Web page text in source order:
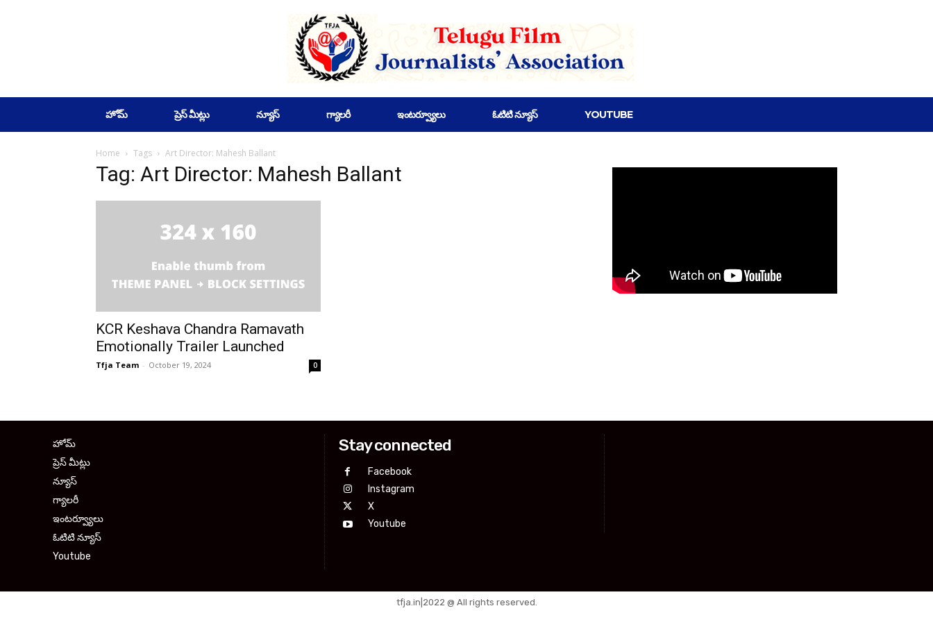
హోమ్ ప్రెస్ మీట్లు న్యూస్ గ్యాలరీ ఇంటర్వ్యూలు ఓటిటి న్యూస్ YOUTUBE
Home Tags Art Director: Mahesh Ballant
Tag: Art Director: Mahesh Ballant
KCR Keshava Chandra Ramavath
Emotionally Trailer Launched
Tfja Team - October 19, 2024 0
హోమ్
ప్రెస్ మీట్లు
న్యూస్
గ్యాలరీ
ఇంటర్వ్యూలు
ఓటిటి న్యూస్
Youtube
Stay connected
Facebook
Instagram
X
Youtube
tfja.in|2022 @ All rights reserved.